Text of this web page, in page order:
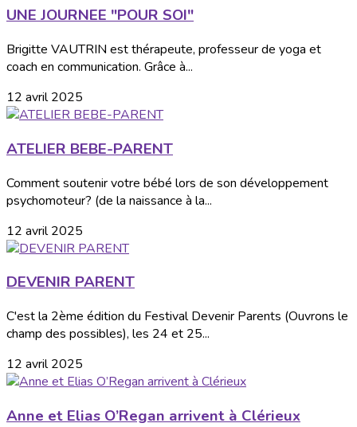
UNE JOURNEE "POUR SOI"
Brigitte VAUTRIN est thérapeute, professeur de yoga et
coach en communication. Grâce à...
12 avril 2025
ATELIER BEBE-PARENT
Comment soutenir votre bébé lors de son développement
psychomoteur? (de la naissance à la...
12 avril 2025
DEVENIR PARENT
C'est la 2ème édition du Festival Devenir Parents (Ouvrons le
champ des possibles), les 24 et 25...
12 avril 2025
Anne et Elias O’Regan arrivent à Clérieux